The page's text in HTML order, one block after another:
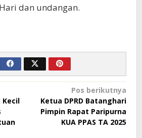
dan undangan.
Kecil
Pos berikutnya
Ketua DPRD Batanghari
Pimpin Rapat Paripurna
KUA PPAS TA 2025